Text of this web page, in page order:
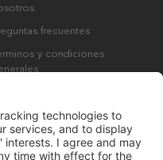
frecuentes
y condiciones
2023. Todos los derechos